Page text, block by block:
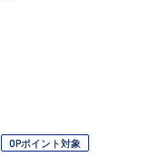
OPポイント対象